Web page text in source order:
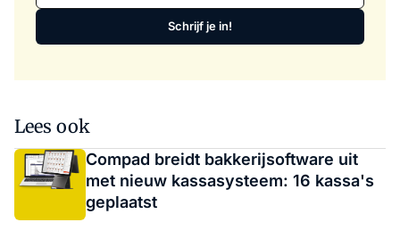
Schrijf je in!
Lees ook
Compad breidt bakkerijsoftware uit
met nieuw kassasysteem: 16 kassa's
geplaatst